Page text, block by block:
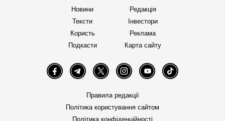
Новини
Тексти
Користь
Подкасти
Редакція
Інвестори
Реклама
Карта сайту
FacebookTelegramTwitter InstagramYouTube TikTok
Правила редакції
Політика користування сайтом
Політика конфіденційності